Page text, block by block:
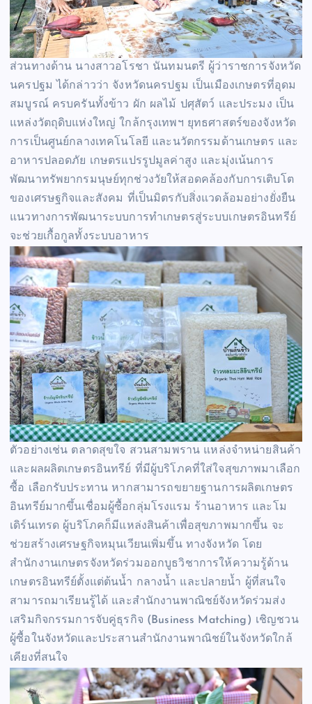
ส่วนทางด้าน นางสาวอโรชา นันทมนตรี ผู้ว่าราชการจังหวัด
นครปฐม ได้กล่าวว่า จังหวัดนครปฐม เป็นเมืองเกษตรที่อุดม
สมบูรณ์ ครบครันทั้งข้าว ผัก ผลไม้ ปศุสัตว์ และประมง เป็น
แหล่งวัตถุดิบแห่งใหญ่ ใกล้กรุงเทพฯ ยุทธศาสตร์ของจังหวัด
การเป็นศูนย์กลางเทคโนโลยี และนวัตกรรมด้านเกษตร และ
อาหารปลอดภัย เกษตรแปรรูปมูลค่าสูง และมุ่งเน้นการ
พัฒนาทรัพยากรมนุษย์ทุกช่วงวัยให้สอดคล้องกับการเติบโต
ของเศรษฐกิจและสังคม ที่เป็นมิตรกับสิ่งแวดล้อมอย่างยั่งยืน
แนวทางการพัฒนาระบบการทำเกษตรสู่ระบบเกษตรอินทรีย์
จะช่วยเกื้อกูลทั้งระบบอาหาร
ตัวอย่างเช่น ตลาดสุขใจ สวนสามพราน แหล่งจำหน่ายสินค้า
และผลผลิตเกษตรอินทรีย์ ที่มีผู้บริโภคที่ใส่ใจสุขภาพมาเลือก
ซื้อ เลือกรับประทาน หากสามารถขยายฐานการผลิตเกษตร
อินทรีย์มากขึ้นเชื่อมผู้ซื้อกลุ่มโรงแรม ร้านอาหาร และโม
เดิร์นเทรด ผู้บริโภคก็มีแหล่งสินค้าเพื่อสุขภาพมากขึ้น จะ
ช่วยสร้างเศรษฐกิจหมุนเวียนเพิ่มขึ้น ทางจังหวัด โดย
สำนักงานเกษตรจังหวัดร่วมออกบูธวิชาการให้ความรู้ด้าน
เกษตรอินทรีย์ตั้งแต่ต้นน้ำ กลางน้ำ และปลายน้ำ ผู้ที่สนใจ
สามารถมาเรียนรู้ได้ และสำนักงานพาณิชย์จังหวัดร่วมส่ง
เสริมกิจกรรมการจับคู่ธุรกิจ (Business Matching) เชิญชวน
ผู้ซื้อในจังหวัดและประสานสำนักงานพาณิชย์ในจังหวัดใกล้
เคียงที่สนใจ